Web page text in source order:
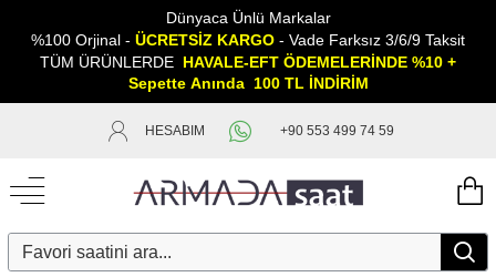
Dünyaca Ünlü Markalar
%100 Orjinal - ÜCRETSİZ KARGO - Vade Farksız 3/6/9 Taksit
TÜM ÜRÜNLERDE HAVALE-EFT ÖDEMELERİNDE %10 +
Sepette Anında 100 TL İNDİRİM
HESABIM +90 553 499 74 59